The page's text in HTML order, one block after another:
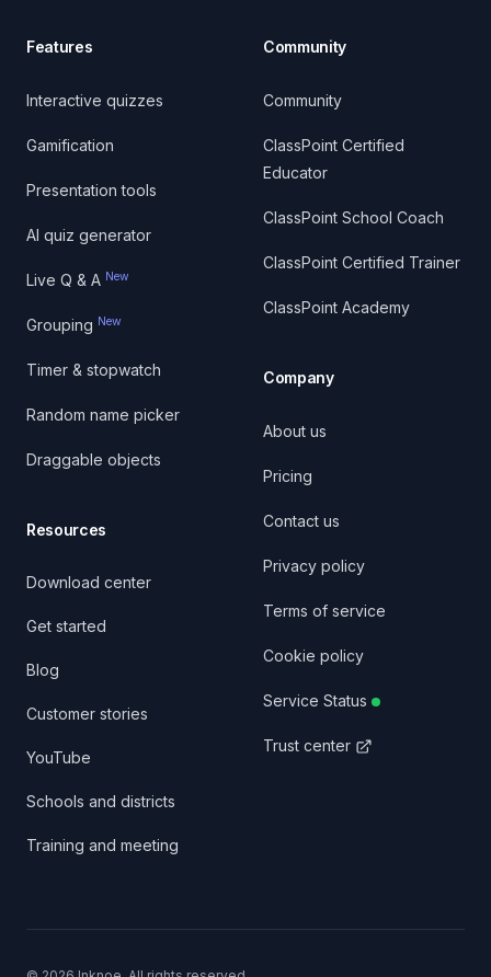
Features
Interactive quizzes
Gamification
Presentation tools
AI quiz generator
Live Q & A New
Grouping New
Timer & stopwatch
Random name picker
Draggable objects
Resources
Download center
Get started
Blog
Customer stories
YouTube
Schools and districts
Training and meeting
Community
Community
ClassPoint Certified
Educator
ClassPoint School Coach
ClassPoint Certified Trainer
ClassPoint Academy
Company
About us
Pricing
Contact us
Privacy policy
Terms of service
Cookie policy
Service Status
Trust center